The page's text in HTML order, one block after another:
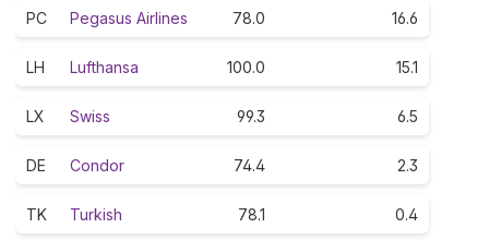
PC Pegasus Airlines 78.0 16.6
LH Lufthansa 100.0 15.1
LX Swiss 99.3 6.5
DE Condor 74.4 2.3
TK Turkish 78.1 0.4